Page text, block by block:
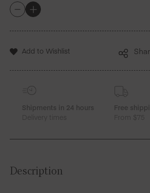
-
quantité
de
de
+
Add to Wishlist
Shipments in 24 hours
Delivery times
Free
From $75
Description